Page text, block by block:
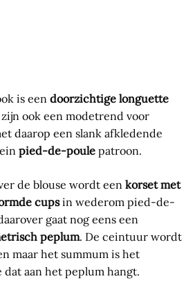
is eendoorzichtige longuette
ook een modetrend voor
daarop een slank afkledende
pied-de-poule patroon.
de blouse wordt eenkorset met
cupsin wederom pied-de-
gaat nog eens een
peplum. De ceintuur wordt
maar het summum is het
aan het peplum hangt.